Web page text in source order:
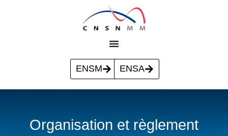
ENSM ENSA
Organisation et règlement